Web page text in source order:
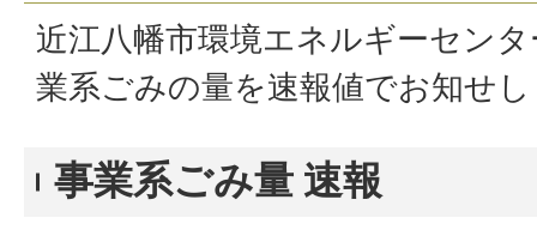
近江八幡市環境エネルギーセン
業系ごみの量を速報値でお知せ
事業系ごみ量 速報